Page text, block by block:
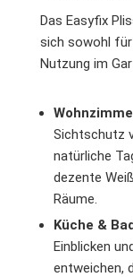
Das Easyfix
sich sowohl
Nutzung im
Sichtschutz
natürliche
dezente
Räume.
Küche &
Einblicken
entweichen,